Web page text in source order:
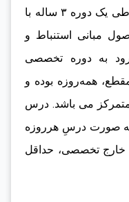
خارج عمومی» پذیرش می‌شوند و طی یک دوره ۳ ساله با
مبانی استنباط و
به دوره تخصصی
همه‌روزه بوده و
متمرکز می باشد. درس
صورت درسِ هرروزه
خارج تخصصی، حداقل